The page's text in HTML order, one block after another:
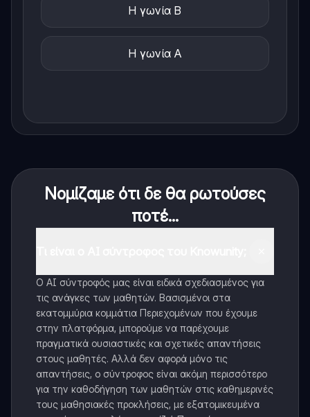
Η γωνία Β
Η γωνία Α
Νομίζαμε ότι δε θα ρωτούσες
ποτέ...
Ο AI σύντροφός μας είναι ειδικά σχεδιασμένος για
τις ανάγκες των μαθητών. Βασισμένοι στα
εκατομμύρια κομμάτια Περιεχομένων που έχουμε
στην πλατφόρμα, μπορούμε να παρέχουμε
πραγματικά ουσιαστικές και σχετικές απαντήσεις
στους μαθητές. Αλλά δεν αφορά μόνο τις
απαντήσεις, ο σύντροφος είναι ακόμη περισσότερο
για την καθοδήγηση των μαθητών στις καθημερινές
τους μαθησιακές προκλήσεις, με εξατομικευμένα